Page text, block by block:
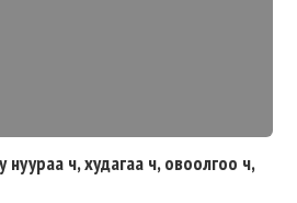
нуураа ч, худагаа ч, овоолгоо ч,